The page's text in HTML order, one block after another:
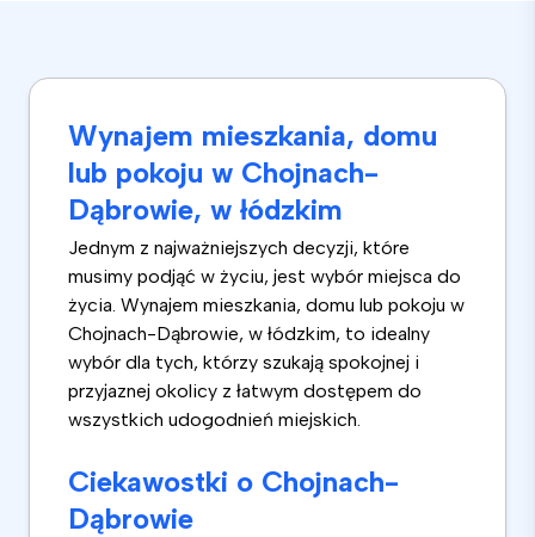
Wynajem mieszkania, domu
lub pokoju w Chojnach-
Dąbrowie, w łódzkim
Jednym z najważniejszych decyzji, które
musimy podjąć w życiu, jest wybór miejsca do
życia. Wynajem mieszkania, domu lub pokoju w
Chojnach-Dąbrowie, w łódzkim, to idealny
wybór dla tych, którzy szukają spokojnej i
przyjaznej okolicy z łatwym dostępem do
wszystkich udogodnień miejskich.
Ciekawostki o Chojnach-
Dąbrowie